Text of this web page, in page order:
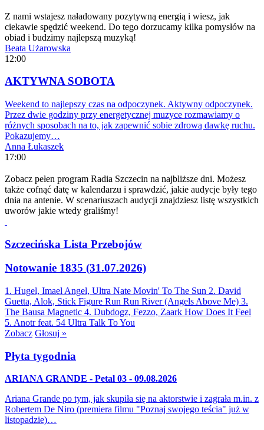
Z nami wstajesz naładowany pozytywną energią i wiesz, jak
ciekawie spędzić weekend. Do tego dorzucamy kilka pomysłów na
obiad i budzimy najlepszą muzyką!
Beata Użarowska
12:00
AKTYWNA SOBOTA
Weekend to najlepszy czas na odpoczynek. Aktywny odpoczynek.
Przez dwie godziny przy energetycznej muzyce rozmawiamy o
różnych sposobach na to, jak zapewnić sobie zdrową dawkę ruchu.
Pokazujemy…
Anna Łukaszek
17:00
Zobacz pełen program Radia Szczecin na najbliższe dni. Możesz
także cofnąć datę w kalendarzu i sprawdzić, jakie audycje były tego
dnia na antenie. W scenariuszach audycji znajdziesz listę wszystkich
uworów jakie wtedy graliśmy!
Szczecińska Lista Przebojów
Notowanie 1835 (31.07.2026)
1. Hugel, Imael Angel, Ultra Nate Movin' To The Sun 2. David
Guetta, Alok, Stick Figure Run Run River (Angels Above Me) 3.
The Bausa Magnetic 4. Dubdogz, Fezzo, Zaark How Does It Feel
5. Anotr feat. 54 Ultra Talk To You
Zobacz Głosuj »
Płyta tygodnia
ARIANA GRANDE - Petal 03 - 09.08.2026
Ariana Grande po tym, jak skupiła się na aktorstwie i zagrała m.in. z
Robertem De Niro (premiera filmu "Poznaj swojego teścia" już w
listopadzie)…